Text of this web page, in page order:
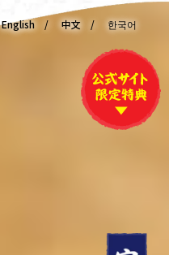
English 中文 한국어